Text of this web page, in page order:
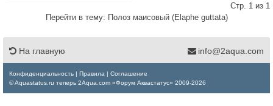
Стр. 1 из 1
Перейти в тему: Полоз маисовый (Elaphe guttata)
На главную info@2aqua.com
Конфиденциальность | Правила | Соглашение
© Aquastatus.ru теперь 2Aqua.com «Форум Аквастатус» 2009-2026